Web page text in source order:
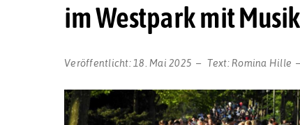
im Westpark mit
Veröffentlicht: 18. Mai 2025 Text:Romina Hille